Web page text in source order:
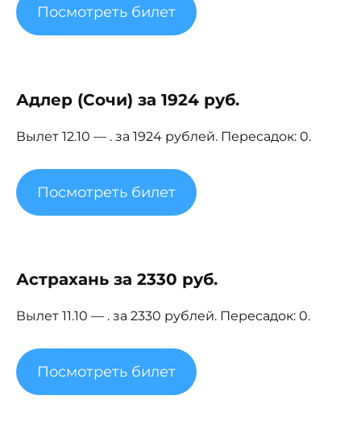
Посмотреть билет
Адлер (Сочи) за 1924 руб.
Вылет 12.10 — . за 1924 рублей. Пересадок: 0.
Посмотреть билет
Астрахань за 2330 руб.
Вылет 11.10 — . за 2330 рублей. Пересадок: 0.
Посмотреть билет